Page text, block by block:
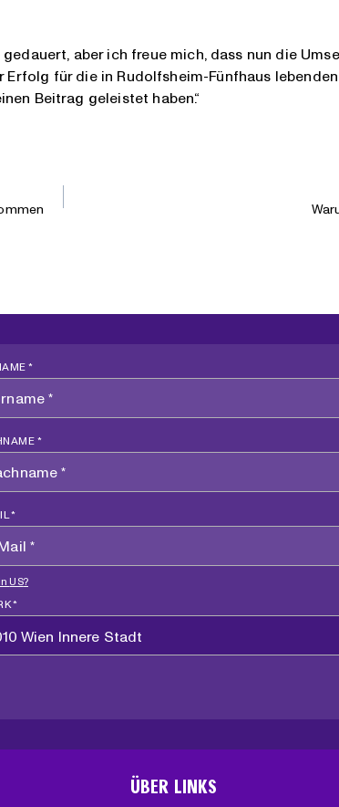
aber ich freue mich, dass nun die
für die in Rudolfsheim-Fünfhaus
Beitrag geleistet haben.“
*
*
*
US?
*
Wien Innere Stadt
ÜBER LINKS